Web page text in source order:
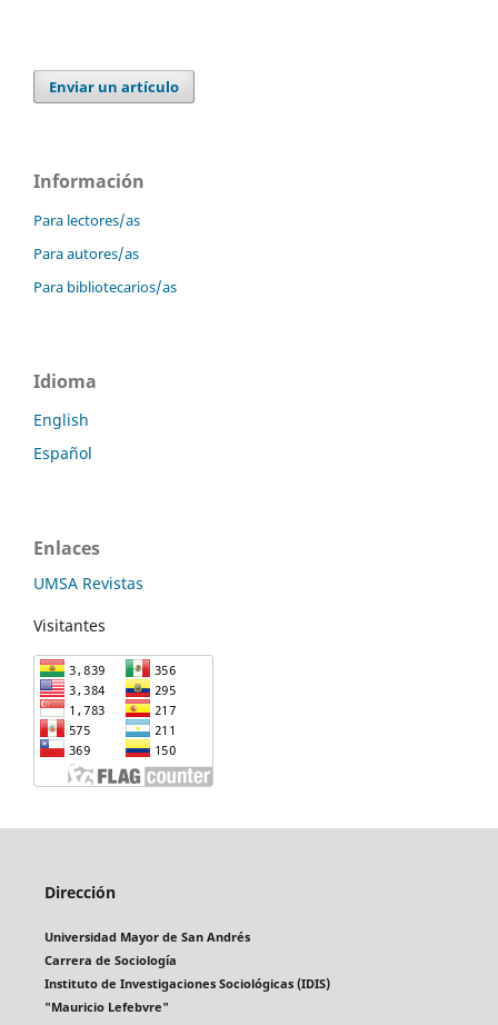
Enviar un artículo
Información
Para lectores/as
Para autores/as
Para bibliotecarios/as
Idioma
English
Español
Enlaces
UMSA Revistas
Visitantes
Dirección
Universidad Mayor de San Andrés
Carrera de Sociología
Instituto de Investigaciones Sociológicas (IDIS)
"Mauricio Lefebvre"